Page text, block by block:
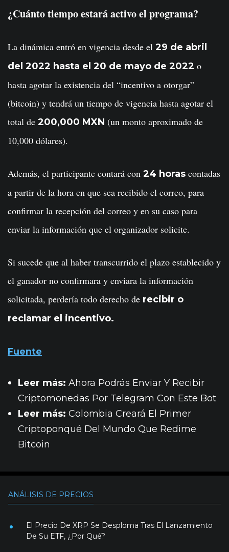
¿Cuánto tiempo estará activo el programa?
La dinámica entró en vigencia desde el 29 de abril
del 2022 hasta el 20 de mayo de 2022 o
hasta agotar la existencia del “incentivo a otorgar”
(bitcoin) y tendrá un tiempo de vigencia hasta agotar el
total de 200,000 MXN (un monto aproximado de
10,000 dólares).
Además, el participante contará con 24 horas contadas
a partir de la hora en que sea recibido el correo, para
confirmar la recepción del correo y en su caso para
enviar la información que el organizador solicite.
Si sucede que al haber transcurrido el plazo establecido y
el ganador no confirmara y enviara la información
solicitada, perdería todo derecho de recibir o
reclamar el incentivo.
Fuente
Leer más: Ahora Podrás Enviar Y Recibir
Criptomonedas Por Telegram Con Este Bot
Leer más: Colombia Creará El Primer
Criptoponqué Del Mundo Que Redime
Bitcoin
ANÁLISIS DE PRECIOS
El Precio De XRP Se Desploma Tras El Lanzamiento
De Su ETF, ¿Por Qué?